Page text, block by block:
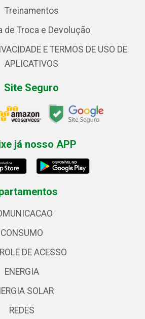
Treinamentos
de Troca e Devolução
E TERMOS DE USO DE
APLICATIVOS
Site Seguro
já nosso APP
CONSUMO
DE ACESSO
ENERGIA
SOLAR
REDES